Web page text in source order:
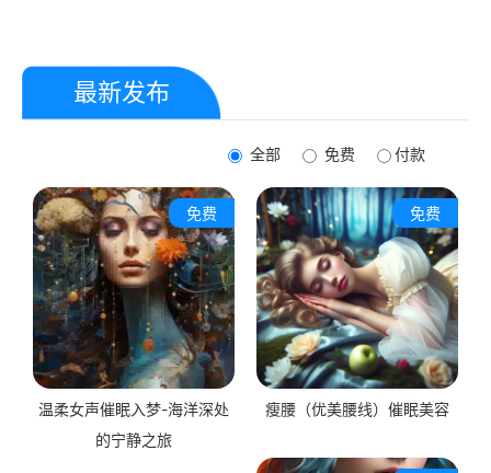
上瘾状态的“程序”。这篇文章
传达了一个积极的信息：通过
自我催眠，即使是深陷上瘾的
个体也能重新编程他们的思
最新发布
全部 免费 付款
免费
温柔女声催眠入梦-海洋深处
的宁静之旅
免费
瘦腰（优美腰线）催眠美容